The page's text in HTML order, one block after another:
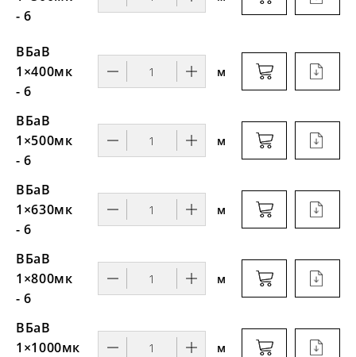
- 6
ВБаВ
1×400мк
- 6
м
ВБаВ
1×500мк
- 6
м
ВБаВ
1×630мк
- 6
м
ВБаВ
1×800мк
- 6
м
ВБаВ
1×1000мк
м